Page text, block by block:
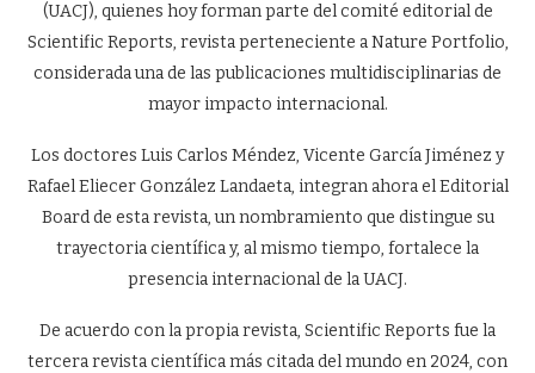
(UACJ), quienes hoy forman parte del comité editorial de
Scientific Reports, revista perteneciente a Nature Portfolio,
considerada una de las publicaciones multidisciplinarias de
mayor impacto internacional.
Los doctores Luis Carlos Méndez, Vicente García Jiménez y
Rafael Eliecer González Landaeta, integran ahora el Editorial
Board de esta revista, un nombramiento que distingue su
trayectoria científica y, al mismo tiempo, fortalece la
presencia internacional de la UACJ.
De acuerdo con la propia revista, Scientific Reports fue la
tercera revista científica más citada del mundo en 2024, con